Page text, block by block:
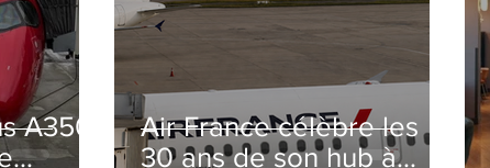
A350
Air France célèbre les
30 ans de son hub à